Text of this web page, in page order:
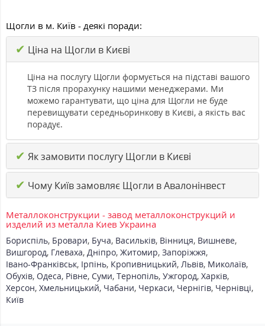
Щогли в м. Київ - деякі поради:
✔ Ціна на Щогли в Києві
Ціна на послугу Щогли формується на підставі вашого
ТЗ після прорахунку нашими менеджерами. Ми
можемо гарантувати, що ціна для Щогли не буде
перевищувати середньоринкову в Києві, а якість вас
порадує.
✔ Як замовити послугу Щогли в Києві
✔ Чому Київ замовляє Щогли в Авалонінвест
Металлоконструкции - завод металлоконструкций и
изделий из металла Киев Украина
Бориспіль, Бровари, Буча, Васильків, Вінниця, Вишневе,
Вишгород, Глеваха, Дніпро, Житомир, Запоріжжя,
Івано-Франківськ, Ірпінь, Кропивницький, Львів, Миколаїв,
Обухів, Одеса, Рівне, Суми, Тернопіль, Ужгород, Харків,
Херсон, Хмельницький, Чабани, Черкаси, Чернігів, Чернівці,
Київ